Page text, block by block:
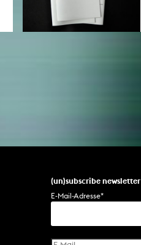
(un)subscribe newsletter
E-Mail-Adresse*